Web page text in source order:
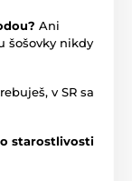
Ani
šošovky nikdy
v SR sa
starostlivosti